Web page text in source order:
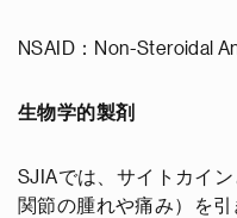
NSAID：Non-Steroidal
生物学的製剤
SJIAでは、サイトカイ
関節の腫れや痛み）を